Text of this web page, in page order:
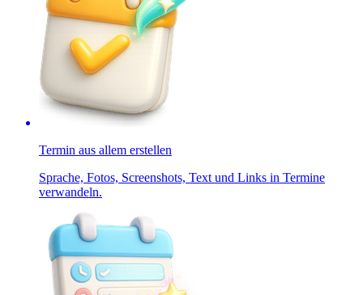
Termin aus allem erstellen
Sprache, Fotos, Screenshots, Text und Links in Termine
verwandeln.